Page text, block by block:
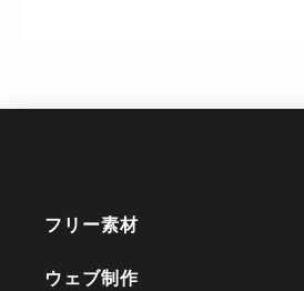
フリー素材
ウェブ制作